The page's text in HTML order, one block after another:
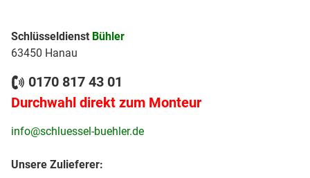
Schlüsseldienst Bühler
63450 Hanau
0170 817 43 01
Durchwahl direkt zum Monteur
info@schluessel-buehler.de
Unsere Zulieferer: